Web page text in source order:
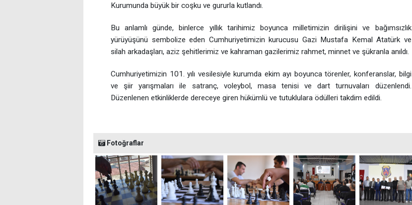
Kurumunda büyük bir coşku ve gururla kutlandı.
Bu anlamlı günde, binlerce yıllık tarihimiz boyunca milletimizin dirilişini ve bağımsızlık
yürüyüşünü sembolize eden Cumhuriyetimizin kurucusu Gazi Mustafa Kemal Atatürk ve
silah arkadaşları, aziz şehitlerimiz ve kahraman gazilerimiz rahmet, minnet ve şükranla anıldı.
Cumhuriyetimizin 101. yılı vesilesiyle kurumda ekim ayı boyunca törenler, konferanslar, bilgi
ve şiir yarışmaları ile satranç, voleybol, masa tenisi ve dart turnuvaları düzenlendi.
Düzenlenen etkinliklerde dereceye giren hükümlü ve tutuklulara ödülleri takdim edildi.
Fotoğraflar